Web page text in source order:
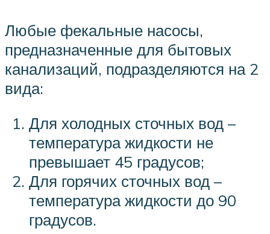
Любые фекальные насосы,
предназначенные для бытовых
канализаций, подразделяются на 2
вида:
Для холодных сточных вод –
температура жидкости не
превышает 45 градусов;
Для горячих сточных вод –
температура жидкости до 90
градусов.